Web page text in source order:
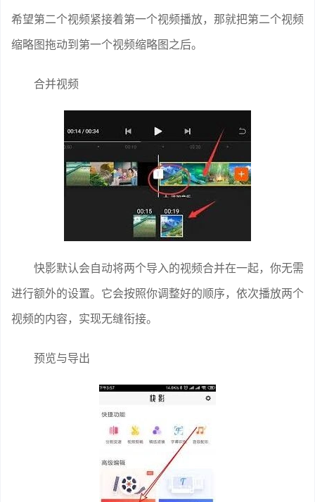
希望第二个视频紧接着第一个视频播放，那就把第二个视频
缩略图拖动到第一个视频缩略图之后。
合并视频
快影默认会自动将两个导入的视频合并在一起，你无需
进行额外的设置。它会按照你调整好的顺序，依次播放两个
视频的内容，实现无缝衔接。
预览与导出